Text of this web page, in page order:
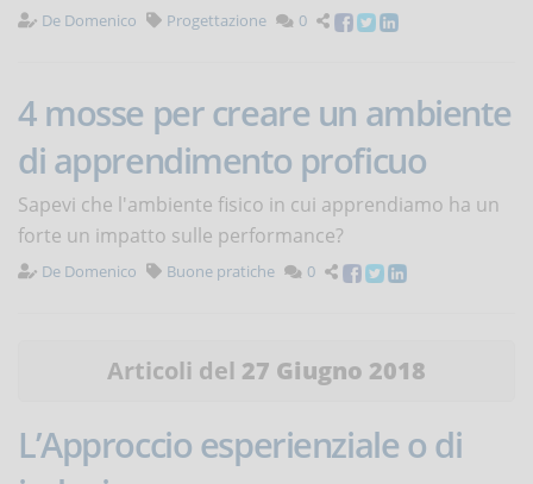
De Domenico Progettazione 0
4 mosse per creare un ambiente
di apprendimento proficuo
Sapevi che l'ambiente fisico in cui apprendiamo ha un
forte un impatto sulle performance?
De Domenico Buone pratiche 0
Articoli del 27 Giugno 2018
L’Approccio esperienziale o di